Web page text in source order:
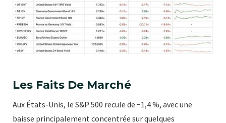
Les Faits De Marché
Aux États-Unis, le S&P 500 recule de −1,4 %, avec une
baisse principalement concentrée sur quelques